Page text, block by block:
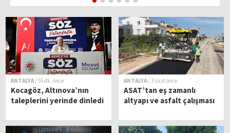
ANTALYA / 55 dk. önce
Kocagöz, Altınova’nın
taleplerini yerinde dinledi
ANTALYA / 3 saat önce
ASAT’tan eş zamanlı
altyapı ve asfalt çalışması